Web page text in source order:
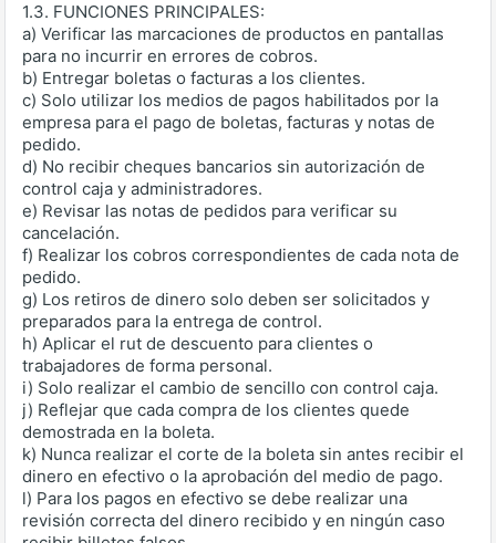
1.3. FUNCIONES PRINCIPALES:
a) Verificar las marcaciones de productos en pantallas
para no incurrir en errores de cobros.
b) Entregar boletas o facturas a los clientes.
c) Solo utilizar los medios de pagos habilitados por la
empresa para el pago de boletas, facturas y notas de
pedido.
d) No recibir cheques bancarios sin autorización de
control caja y administradores.
e) Revisar las notas de pedidos para verificar su
cancelación.
f) Realizar los cobros correspondientes de cada nota de
pedido.
g) Los retiros de dinero solo deben ser solicitados y
preparados para la entrega de control.
h) Aplicar el rut de descuento para clientes o
trabajadores de forma personal.
i) Solo realizar el cambio de sencillo con control caja.
j) Reflejar que cada compra de los clientes quede
demostrada en la boleta.
k) Nunca realizar el corte de la boleta sin antes recibir el
dinero en efectivo o la aprobación del medio de pago.
l) Para los pagos en efectivo se debe realizar una
revisión correcta del dinero recibido y en ningún caso